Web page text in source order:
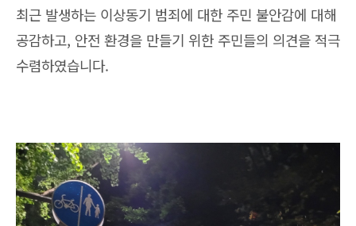
최근 발생하는 이상동기 범죄에 대한 주민 불안감에 대해
공감하고, 안전 환경을 만들기 위한 주민들의 의견을 적극
수렴하였습니다.